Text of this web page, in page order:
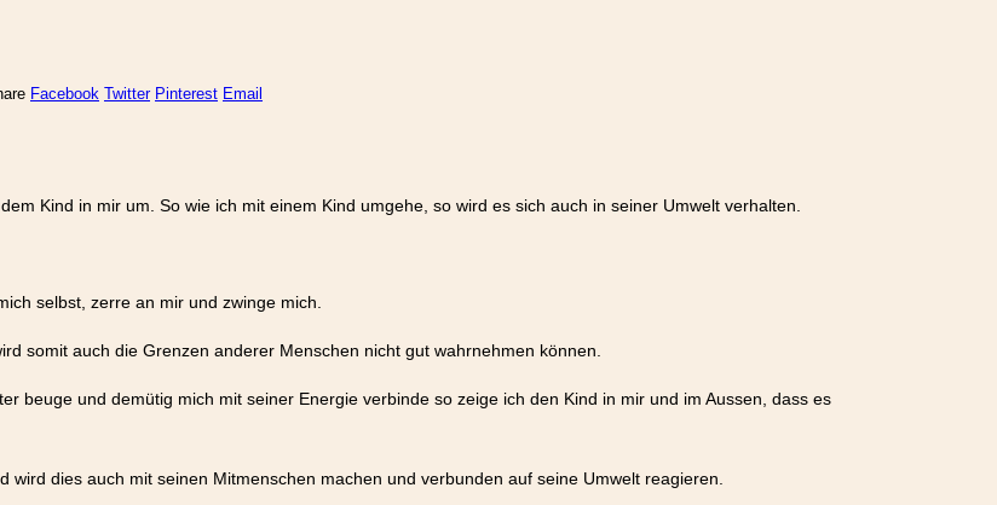
Facebook Twitter Pinterest Email
Kind in mir um. So wie ich mit einem Kind umgehe, so wird es sich auch in seiner Umwelt verhalten.
selbst, zerre an mir und zwinge mich.
somit auch die Grenzen anderer Menschen nicht gut wahrnehmen können.
beuge und demütig mich mit seiner Energie verbinde so zeige ich den Kind in mir und im Aussen, dass es
wird dies auch mit seinen Mitmenschen machen und verbunden auf seine Umwelt reagieren.